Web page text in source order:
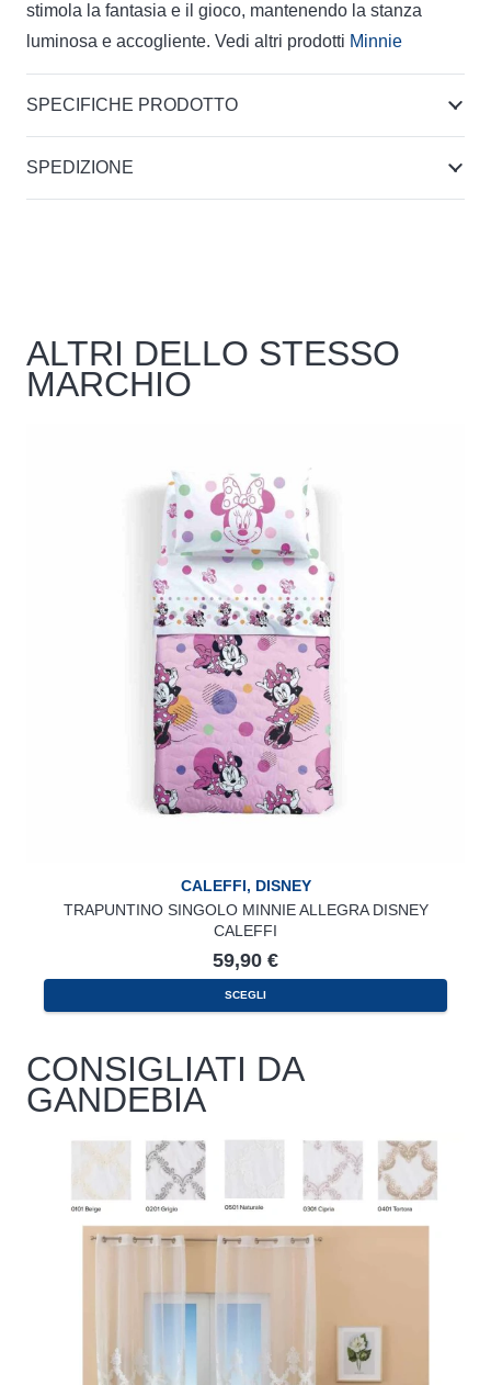
stimola la fantasia e il gioco, mantenendo la stanza
luminosa e accogliente. Vedi altri prodotti Minnie
SPECIFICHE PRODOTTO
SPEDIZIONE
ALTRI DELLO STESSO
MARCHIO
CALEFFI, DISNEY
TRAPUNTINO SINGOLO MINNIE ALLEGRA DISNEY
CALEFFI
59,90 €
SCEGLI
CONSIGLIATI DA
GANDEBIA